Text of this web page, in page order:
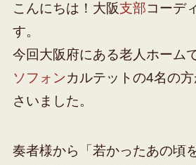
こんにちは！大阪支部コーデ
す。
今回大阪府にある老人ホーム
ソフォンカルテットの4名の
さいました。
奏者様から「若かったあの頃